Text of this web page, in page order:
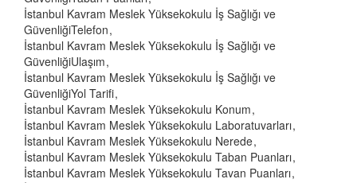
İstanbul Kavram Meslek Yüksekokulu İş Sağlığı ve
GüvenliğiTelefon
İstanbul Kavram Meslek Yüksekokulu İş Sağlığı ve
GüvenliğiUlaşım
İstanbul Kavram Meslek Yüksekokulu İş Sağlığı ve
GüvenliğiYol Tarifi
İstanbul Kavram Meslek Yüksekokulu Konum
İstanbul Kavram Meslek Yüksekokulu Laboratuvarları
İstanbul Kavram Meslek Yüksekokulu Nerede
İstanbul Kavram Meslek Yüksekokulu Taban Puanları
İstanbul Kavram Meslek Yüksekokulu Tavan Puanları